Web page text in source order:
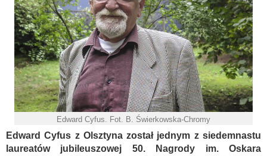
Edward Cyfus. Fot. B. Świerkowska-Chromy
Edward Cyfus z Olsztyna został jednym z siedemnastu
laureatów jubileuszowej 50. Nagrody im. Oskara